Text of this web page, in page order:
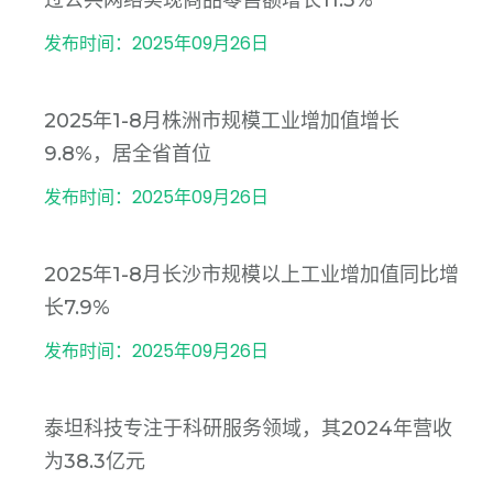
发布时间：2025年09月26日
2025年1-8月株洲市规模工业增加值增长
9.8%，居全省首位
发布时间：2025年09月26日
2025年1-8月长沙市规模以上工业增加值同比增
长7.9%
发布时间：2025年09月26日
泰坦科技专注于科研服务领域，其2024年营收
为38.3亿元